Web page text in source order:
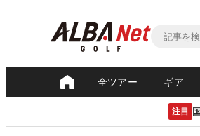
全ツアー ギア
注目